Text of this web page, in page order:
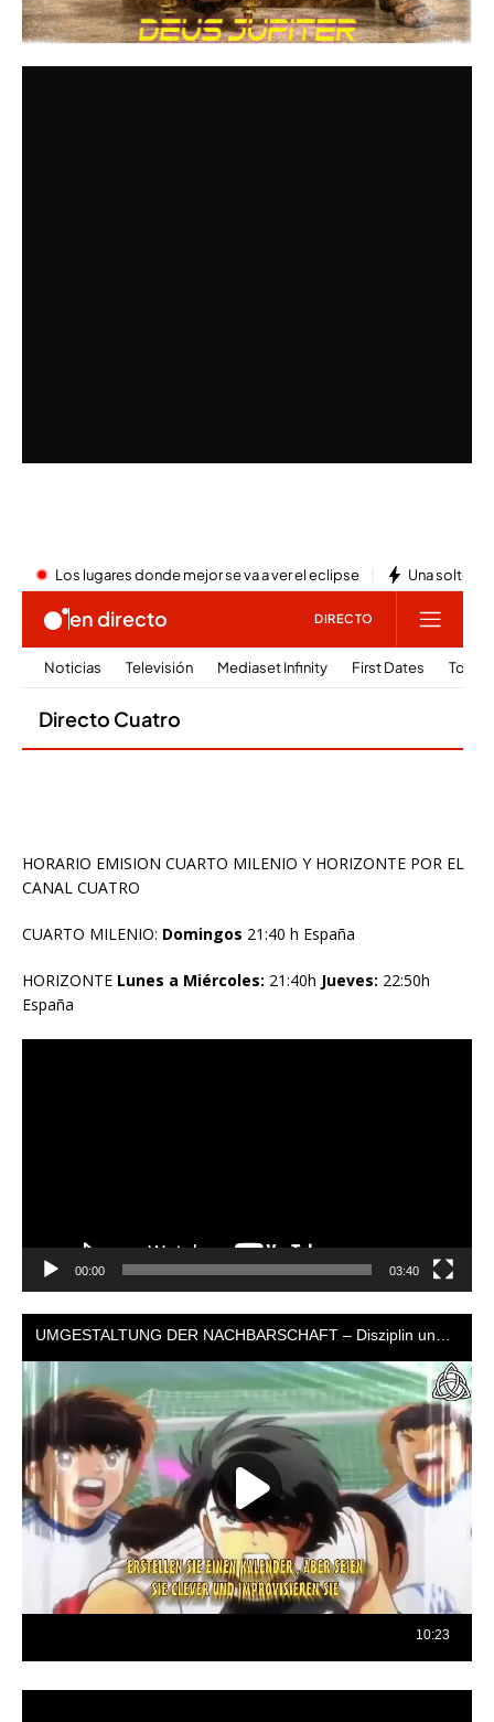
HORARIO EMISION CUARTO MILENIO Y HORIZONTE POR EL
CANAL CUATRO
CUARTO MILENIO: Domingos 21:40 h España
HORIZONTE Lunes a Miércoles: 21:40h Jueves: 22:50h
España
00:00 03:40